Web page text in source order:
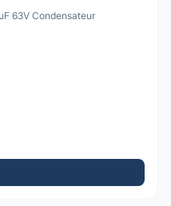
63V Condensateur